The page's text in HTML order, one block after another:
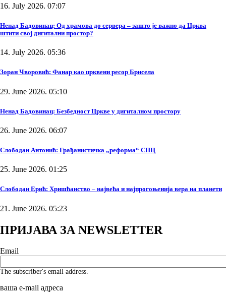
16. July 2026. 07:07
Ненад Бадовинац: Од храмова до сервера – зашто је важно да Црква
штити свој дигитални простор?
14. July 2026. 05:36
Зоран Чворовић: Фанар као црквени ресор Брисела
29. June 2026. 05:10
Ненад Бадовинац: Безбедност Цркве у дигиталном простору
26. June 2026. 06:07
Слободан Антонић: Грађанистичка „реформа“ СПЦ
25. June 2026. 01:25
Слободан Ерић: Хришћанство – највећа и најпрогоњенија вера на планети
21. June 2026. 05:23
ПРИЈАВА ЗА NEWSLETTER
Email
The subscriber's email address.
ваша е-mail адреса